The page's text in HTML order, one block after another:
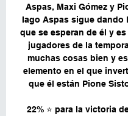
Aspas, Maxi Gómez y
Iago Aspas sigue dando
que se esperan de él y
jugadores de la
muchas cosas bien y
elemento en el que
que él están Pione
22% ⭐ para la victoria